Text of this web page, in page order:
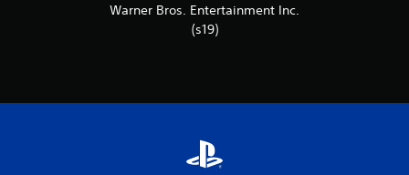
t
Warner Bros. Entertainment Inc.
(s19)